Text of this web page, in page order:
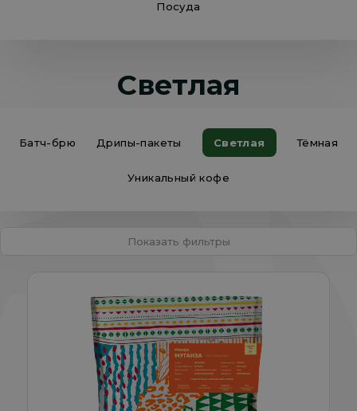
Посуда
Светлая
Батч-брю Дрипы-пакеты Светлая Тёмная
Уникальный кофе
Показать фильтры